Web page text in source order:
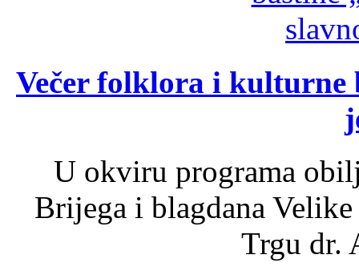
Večer folklora i kulturne
U okviru programa
Brijega i blagdana
Trgu dr.